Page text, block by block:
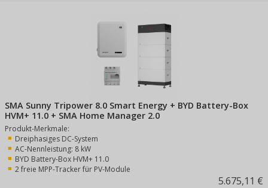
SMA Sunny Tripower 8.0 Smart Energy + BYD Battery-Box
HVM+ 11.0 + SMA Home Manager 2.0
Produkt-Merkmale:
Dreiphasiges DC-System
AC-Nennleistung: 8 kW
BYD Battery-Box HVM+ 11.0
2 freie MPP-Tracker für PV-Module
5.675,11 €